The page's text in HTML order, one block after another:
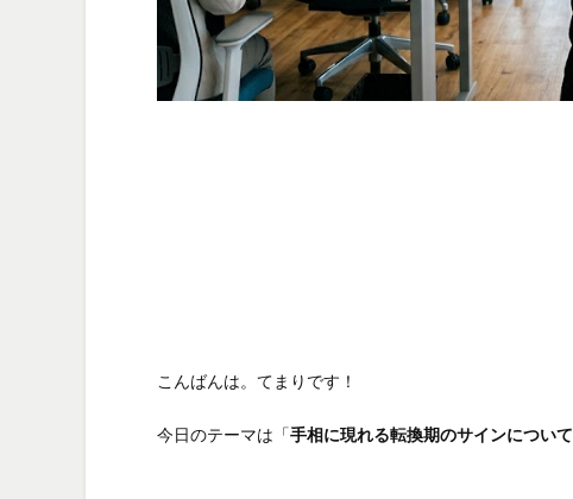
こんばんは。てまりです！
今日のテーマは「手相に現れる転換期のサインについて